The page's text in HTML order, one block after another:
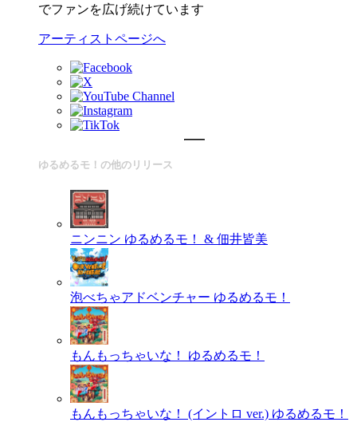
でファンを広げ続けています
アーティストページへ
ゆるめるモ！の他のリリース
ニンニン ゆるめるモ！ & 佃井皆美
泡べちゃアドベンチャー ゆるめるモ！
もんもっちゃいな！ ゆるめるモ！
もんもっちゃいな！ (イントロ ver.) ゆるめるモ！